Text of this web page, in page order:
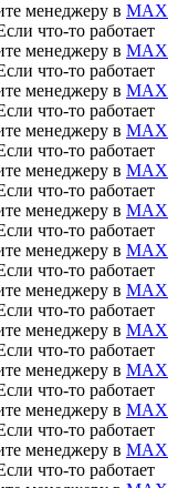
менеджеру в MAX
что-то работает
менеджеру в MAX
что-то работает
менеджеру в MAX
что-то работает
менеджеру в MAX
что-то работает
менеджеру в MAX
что-то работает
менеджеру в MAX
что-то работает
менеджеру в MAX
что-то работает
менеджеру в MAX
что-то работает
менеджеру в MAX
что-то работает
менеджеру в MAX
что-то работает
менеджеру в MAX
что-то работает
менеджеру в MAX
что-то работает